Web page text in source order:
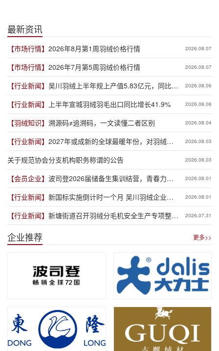
最新资讯
【市场行情】 2026年8月第1周羽绒价格行情 2026.08.07
【市场行情】 2026年7月第5周羽绒价格行情 2026.08.07
【行业新闻】 吴川羽绒上半年规上产值5.83亿元，同比增
长19.3%
2026.08.06
【行业新闻】 上半年宣城羽绒羽毛出口同比增长41.9% 2026.08.06
【羽绒知识】 溯源码≠追溯码，一文读懂二者区别 2026.08.04
【行业新闻】 2027年或成新的全球最暖年份，对羽绒产
业有何影响？
2026.08.03
关于规范协会分支机构职务称谓的公告 2026.08.03
【会员企业】 波司登2026届储备生集训结营，青春力量
赋能品牌新程
2026.08.01
【行业新闻】 新国标实施倒计时一个月 吴川羽绒企业集
体“抢跑”新规
2026.08.01
【行业新闻】 新塘街道召开羽绒分毛机安全生产专项整治
推进会
2026.07.31
企业推荐 更多>>